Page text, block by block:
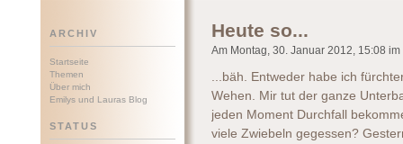
ARCHIV
Startseite
Themen
Über mich
Emilys und Lauras Blog
STATUS
Heute so...
Am Montag, 30. Januar 2012, 15:08 im
...bäh. Entweder habe ich
Wehen. Mir tut der ganze
jeden Moment Durchfall
viele Zwiebeln gegessen?